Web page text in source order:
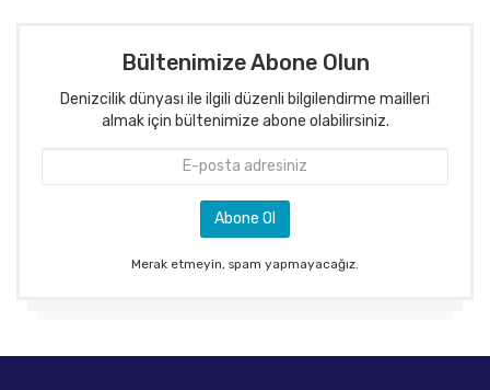
Bültenimize Abone Olun
Denizcilik dünyası ile ilgili düzenli bilgilendirme mailleri
almak için bültenimize abone olabilirsiniz.
Merak etmeyin, spam yapmayacağız.